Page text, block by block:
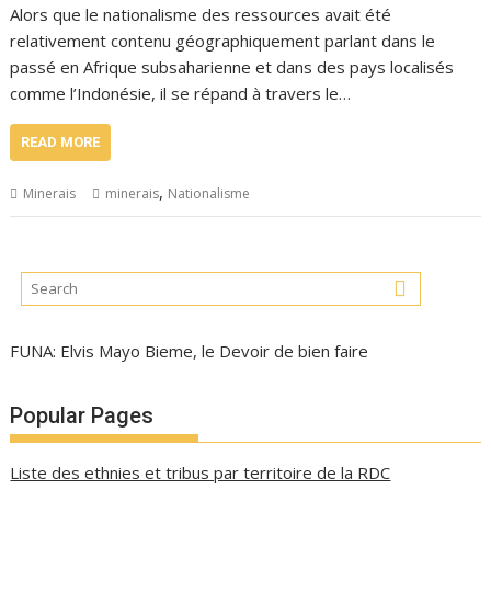
Alors que le nationalisme des ressources avait été
relativement contenu géographiquement parlant dans le
passé en Afrique subsaharienne et dans des pays localisés
comme l’Indonésie, il se répand à travers le…
READ MORE
Minerais minerais, Nationalisme
FUNA: Elvis Mayo Bieme, le Devoir de bien faire
Popular Pages
Liste des ethnies et tribus par territoire de la RDC